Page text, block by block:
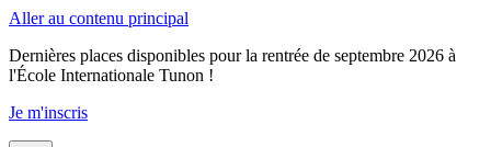
Aller au contenu principal
Dernières places disponibles pour la rentrée de septembre 2026 à
l'École Internationale Tunon !
Je m'inscris